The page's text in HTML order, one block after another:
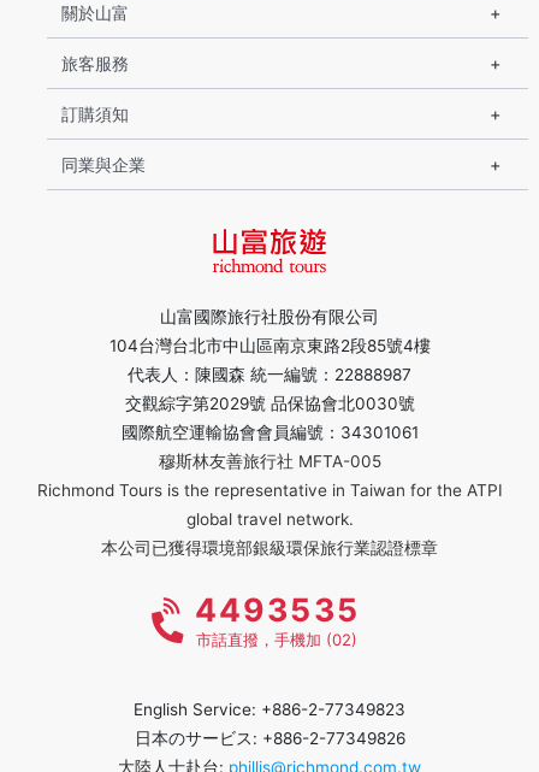
山富國際旅行社股份有限公司
104台灣台北市中山區南京東路2段85號4樓
代表人：陳國森 統一編號：22888987
交觀綜字第2029號 品保協會北0030號
國際航空運輸協會會員編號：34301061
穆斯林友善旅行社 MFTA-005
Richmond Tours is the representative in Taiwan for the ATPI
global travel network.
本公司已獲得環境部銀級環保旅行業認證標章
關於山富
旅客服務
訂購須知
同業與企業
4493535
市話直撥，手機加 (02)
English Service: +886-2-77349823
日本のサービス: +886-2-77349826
大陸人士赴台: phillis@richmond.com.tw